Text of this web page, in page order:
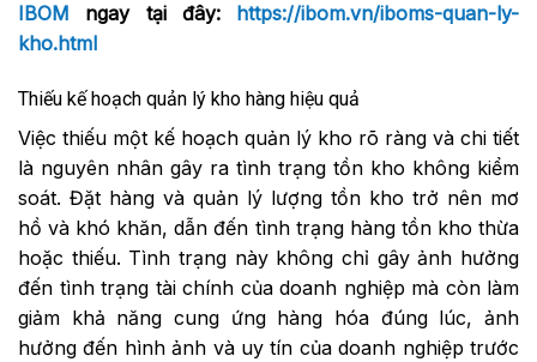
IBOM ngay tại đây: https://ibom.vn/iboms-quan-ly-
kho.html
Thiếu kế hoạch quản lý kho hàng hiệu quả
Việc thiếu một kế hoạch quản lý kho rõ ràng và chi tiết
là nguyên nhân gây ra tình trạng tồn kho không kiểm
soát. Đặt hàng và quản lý lượng tồn kho trở nên mơ
hồ và khó khăn, dẫn đến tình trạng hàng tồn kho thừa
hoặc thiếu. Tình trạng này không chỉ gây ảnh hưởng
đến tình trạng tài chính của doanh nghiệp mà còn làm
giảm khả năng cung ứng hàng hóa đúng lúc, ảnh
hưởng đến hình ảnh và uy tín của doanh nghiệp trước